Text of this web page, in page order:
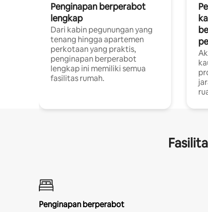
Penginapan berperabot
lengkap
Dari kabin pegunungan yang
tenang hingga apartemen
perkotaan yang praktis,
penginapan berperabot
lengkap ini memiliki semua
fasilitas rumah.
Penginapan berperabot